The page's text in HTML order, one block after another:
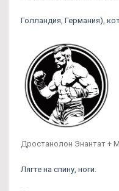
Голландия, Германия),
Дростанолон Энантат +
Лягте на спину, ноги.